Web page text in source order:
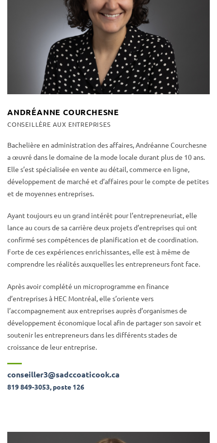
ANDRÉANNE COURCHESNE
CONSEILLÈRE AUX ENTREPRISES
Bachelière en administration des affaires, Andréanne Courchesne
a œuvré dans le domaine de la mode locale durant plus de 10 ans.
Elle s’est spécialisée en vente au détail, commerce en ligne,
développement de marché et d’affaires pour le compte de petites
et de moyennes entreprises.
Ayant toujours eu un grand intérêt pour l’entrepreneuriat, elle
lance au cours de sa carrière deux projets d’entreprises qui ont
confirmé ses compétences de planification et de coordination.
Forte de ces expériences enrichissantes, elle est à même de
comprendre les réalités auxquelles les entrepreneurs font face.
Après avoir complété un microprogramme en finance
d’entreprises à HEC Montréal, elle s’oriente vers
l’accompagnement aux entreprises auprès d’organismes de
développement économique local afin de partager son savoir et
soutenir les entrepreneurs dans les différents stades de
croissance de leur entreprise.
conseiller3@sadccoaticook.ca
819 849-3053, poste 126